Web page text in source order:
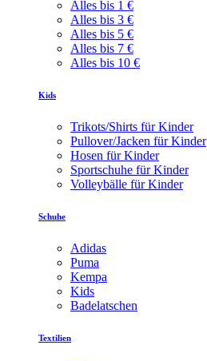
Alles bis 1 €
Alles bis 3 €
Alles bis 5 €
Alles bis 7 €
Alles bis 10 €
Kids
Trikots/Shirts für Kinder
Pullover/Jacken für Kinder
Hosen für Kinder
Sportschuhe für Kinder
Volleybälle für Kinder
Schuhe
Adidas
Puma
Kempa
Kids
Badelatschen
Textilien